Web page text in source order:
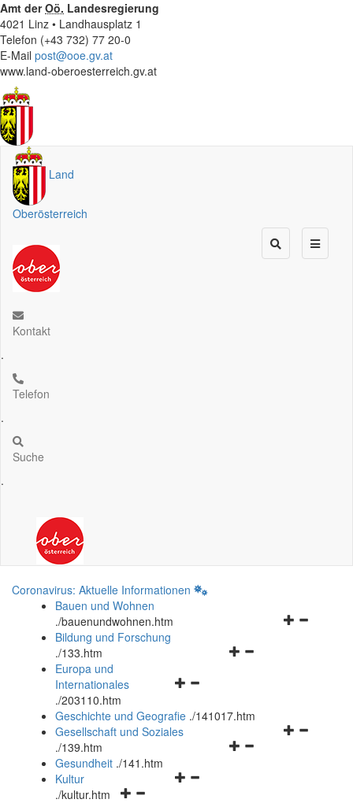
Amt derOö. Landesregierung
4021 Linz • Landhausplatz 1
Telefon (+43 732) 77 20-0
E-Mail post@ooe.gv.at
www.land-oberoesterreich.gv.at
Land
Oberösterreich
Kontakt
.
Telefon
.
Suche
.
Coronavirus: Aktuelle Informationen
Bauen und Wohnen
./bauenundwohnen.htm
Navigationsmenü
Bildung und Forschung
./133.htm
Navigationsmenü
und
schließen
Europa und
Internationales
./203110.htm
Geschichte und Geografie ./141017.htm
Navigationsmenü
Gesellschaft und Soziales
./139.htm
Navigationsmenü
Gesundheit ./141.htm
Navigationsmenü
Kultur
./kultur.htm